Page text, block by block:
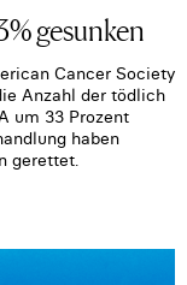
gesunken
Cancer Society
Anzahl der tödlich
um 33 Prozent
haben
gerettet.